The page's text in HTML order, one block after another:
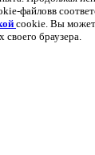
файловв
cookie. Вы
браузера.